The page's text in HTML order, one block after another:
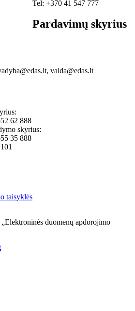
Tel: +370 41 547 777
Pardavimų skyrius
valda@edas.lt
62 888
skyrius:
35 888
taisyklės
duomenų apdorojimo